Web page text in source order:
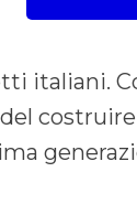
italiani.